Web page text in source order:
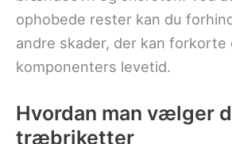
ophobede rester kan du
andre skader, der kan forkorte
komponenters levetid.
Hvordan man vælger
træbriketter